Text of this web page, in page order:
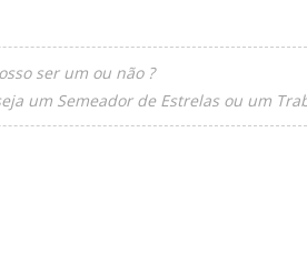
ser um ou não ?
um Semeador de Estrelas ou um